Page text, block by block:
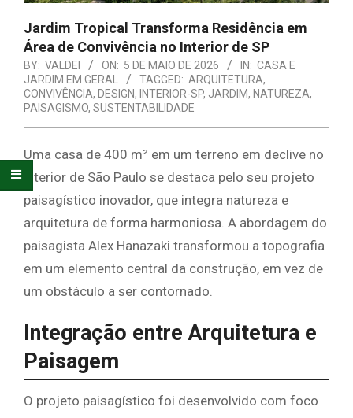
Jardim Tropical Transforma Residência em
Área de Convivência no Interior de SP
BY: VALDEI ON: 5 DE MAIO DE 2026 IN: CASA E
JARDIM EM GERAL
TAGGED: ARQUITETURA,
CONVIVÊNCIA, DESIGN, INTERIOR-SP, JARDIM, NATUREZA,
PAISAGISMO, SUSTENTABILIDADE
Uma casa de 400 m² em um terreno em declive no
interior de São Paulo se destaca pelo seu projeto
paisagístico inovador, que integra natureza e
arquitetura de forma harmoniosa. A abordagem do
paisagista Alex Hanazaki transformou a topografia
em um elemento central da construção, em vez de
um obstáculo a ser contornado.
Integração entre Arquitetura e
Paisagem
O projeto paisagístico foi desenvolvido com foco